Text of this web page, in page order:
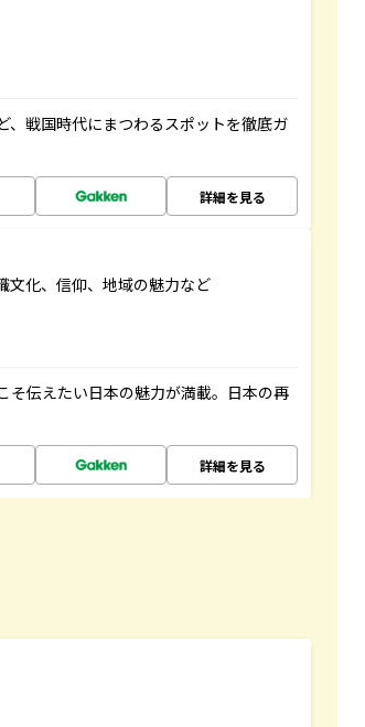
、戦国時代にまつわるスポットを徹底ガ
詳細を見る
化、信仰、地域の魅力など
そ伝えたい日本の魅力が満載。日本の再
詳細を見る